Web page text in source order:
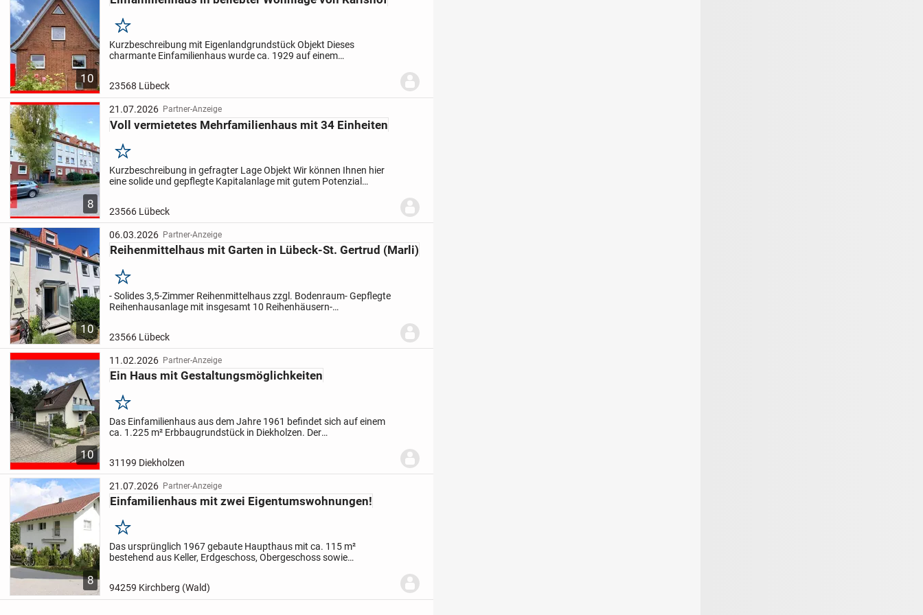
10
Merken
Kurzbeschreibung mit Eigenlandgrundstück Objekt Dieses
charmante Einfamilienhaus wurde ca. 1929 auf einem
23568 Lübeck
8
21.07.2026 Partner-Anzeige
Voll vermietetes Mehrfamilienhaus mit 34 Einheiten
Merken
Kurzbeschreibung in gefragter Lage Objekt Wir können Ihnen hier
eine solide und gepflegte Kapitalanlage mit gutem Potenzial
23566 Lübeck
10
06.03.2026 Partner-Anzeige
Reihenmittelhaus mit Garten in Lübeck-St. Gertrud (Marli)
Merken
- Solides 3,5-Zimmer Reihenmittelhaus zzgl. Bodenraum- Gepflegte
Reihenhausanlage mit insgesamt 10 Reihenhäusern-
23566 Lübeck
10
11.02.2026 Partner-Anzeige
Ein Haus mit Gestaltungsmöglichkeiten
Merken
Das Einfamilienhaus aus dem Jahre 1961 befindet sich auf einem
ca. 1.225 m² Erbbaugrundstück in Diekholzen. Der
31199 Diekholzen
8
21.07.2026 Partner-Anzeige
Einfamilienhaus mit zwei Eigentumswohnungen!
Merken
Das ursprünglich 1967 gebaute Haupthaus mit ca. 115 m²
bestehend aus Keller, Erdgeschoss, Obergeschoss sowie
94259 Kirchberg (Wald)